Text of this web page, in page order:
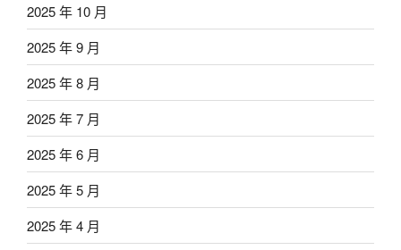
2025 年 10 月
2025 年 9 月
2025 年 8 月
2025 年 7 月
2025 年 6 月
2025 年 5 月
2025 年 4 月